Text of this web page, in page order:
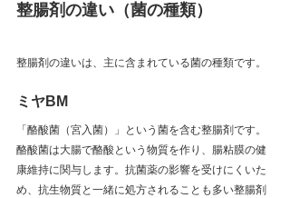
整腸剤の違い（菌の種類）
整腸剤の違いは、主に含まれている菌の種類です。
ミヤBM
「酪酸菌（宮入菌）」という菌を含む整腸剤です。
酪酸菌は大腸で酪酸という物質を作り、腸粘膜の健
康維持に関与します。抗菌薬の影響を受けにくいた
め、抗生物質と一緒に処方されることも多い整腸剤